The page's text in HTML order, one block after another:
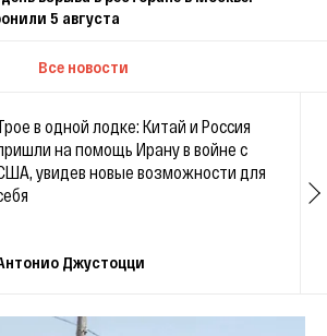
5 августа
Все новости
в одной лодке: Китай и Россия
на помощь Ирану в войне с
увидев новые возможности для
Джустоцци